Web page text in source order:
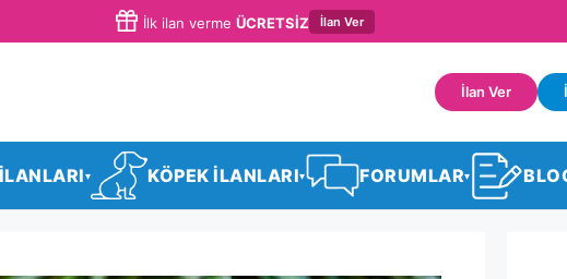
İlk ilan verme ÜCRETSİZ İlan Ver
İlan Ver
▾ KÖPEK İLANLARI▾ FORUMLAR▾